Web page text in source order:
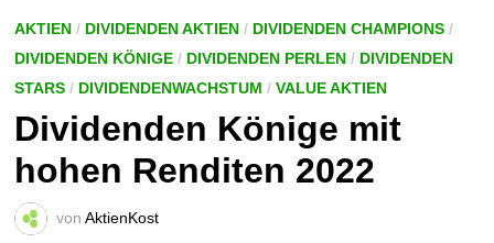
WELTWEIT!
AKTIEN/ DIVIDENDEN AKTIEN/ DIVIDENDEN CHAMPIONS/
DIVIDENDEN KÖNIGE/ DIVIDENDEN PERLEN/ DIVIDENDEN
STARS/ DIVIDENDENWACHSTUM / VALUE AKTIEN
Dividenden Könige mit
hohen Renditen 2022
von AktienKost